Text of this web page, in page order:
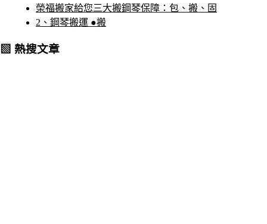
榮福搬家給您三大搬鋼琴保障：包、搬、固
2、鋼琴搬運 ●搬
▧ 熱搜文章